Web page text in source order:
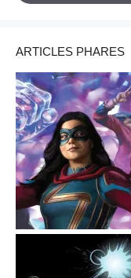
ARTICLES PHARES